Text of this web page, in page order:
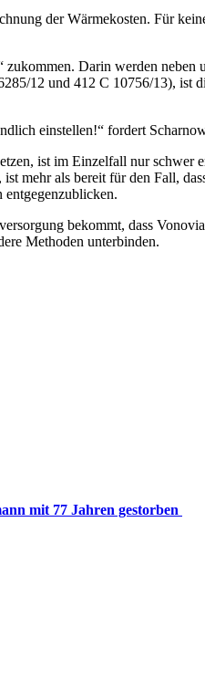
der Wärmekosten. Für
Darin werden neben
12 und 412 C 10756/13), ist
einstellen!“ fordert
ist im Einzelfall nur
mehr als bereit für den Fall,
entgegenzublicken.
bekommt, dass
Methoden unterbinden.
mit 77 Jahren gestorben